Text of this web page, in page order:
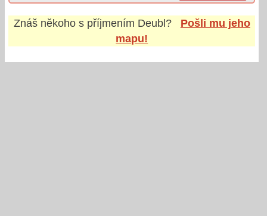
Znáš někoho s příjmením Deubl?
Pošli mu jeho
mapu!